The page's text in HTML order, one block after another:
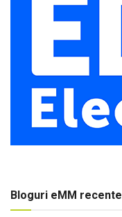
Bloguri eMM recente